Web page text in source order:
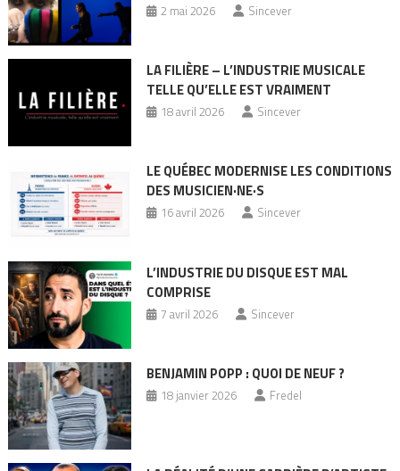
2 mai 2026 Sincever
LA FILIÈRE – L’INDUSTRIE MUSICALE
TELLE QU’ELLE EST VRAIMENT
18 avril 2026 Sincever
LE QUÉBEC MODERNISE LES CONDITIONS
DES MUSICIEN·NE·S
16 avril 2026 Sincever
L’INDUSTRIE DU DISQUE EST MAL
COMPRISE
7 avril 2026 Sincever
BENJAMIN POPP : QUOI DE NEUF ?
18 janvier 2026 Fredel